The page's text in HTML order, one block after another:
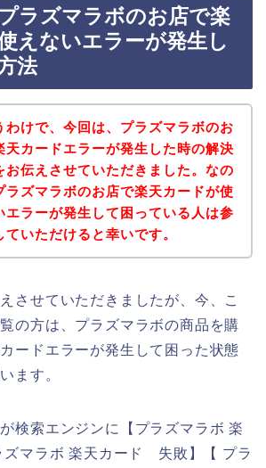
ラズマラボのお店で楽
えないエラーが発生し
法
わけで、今回は、プラズマラボのお
天カードエラーが発生した時の解決
お伝えさせていただきました。なの
ラズマラボのお店で楽天カードが使
エラーが発生して困っている人は参
ていただけると幸いです。
させていただきましたが、今、こ
の方は、プラズマラボの商品を購
ードエラーが発生して困った状態
ます。
検索エンジンに【プラズマラボ 楽
ズマラボ 楽天カード 失敗】【 プラ